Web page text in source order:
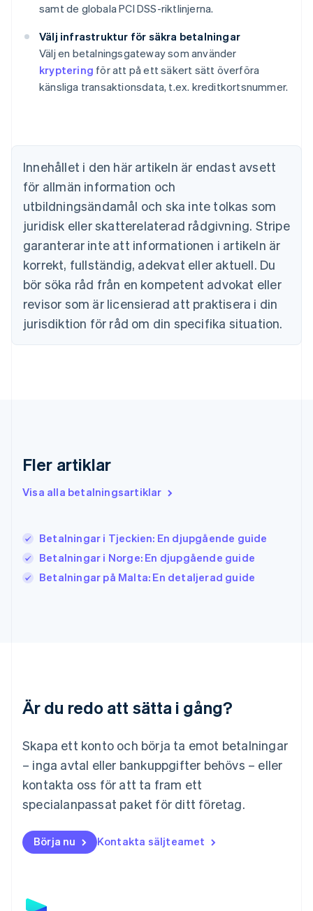
samt de globala PCI DSS-riktlinjerna.
Välj infrastruktur för säkra betalningar
Välj en betalningsgateway som använder
kryptering för att på ett säkert sätt överföra
känsliga transaktionsdata, t.ex. kreditkortsnummer.
Innehållet i den här artikeln är endast avsett
för allmän information och
utbildningsändamål och ska inte tolkas som
juridisk eller skatterelaterad rådgivning. Stripe
garanterar inte att informationen i artikeln är
korrekt, fullständig, adekvat eller aktuell. Du
bör söka råd från en kompetent advokat eller
revisor som är licensierad att praktisera i din
jurisdiktion för råd om din specifika situation.
Fler artiklar
Visa alla betalningsartiklar
Betalningar i Tjeckien: En djupgående guide
Betalningar i Norge: En djupgående guide
Betalningar på Malta: En detaljerad guide
Är du redo att sätta i gång?
Skapa ett konto och börja ta emot betalningar
– inga avtal eller bankuppgifter behövs – eller
kontakta oss för att ta fram ett
specialanpassat paket för ditt företag.
Börja nu Kontakta säljteamet
English
Belgien
NederlandsFrançaisDeutschEnglish
Brasilien
PortuguêsEnglish
Danmark
Estland
English
Fastlandskina
简体中文English
Finland
EnglishSvenska
Frankrike
Français English
Förenade Arabemiraten
English
Gibraltar
English
English
ItalianoEnglish
Kanada
Français
Kroatien
EnglishItaliano
Malaysia
English
Mexiko
Nederländerna
NederlandsEnglish
English
Nya Zeeland
Portugal